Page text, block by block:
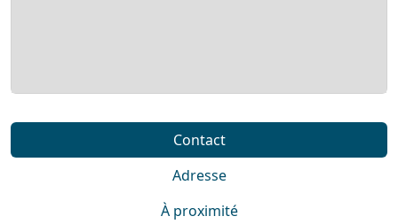
Contact
Adresse
À proximité